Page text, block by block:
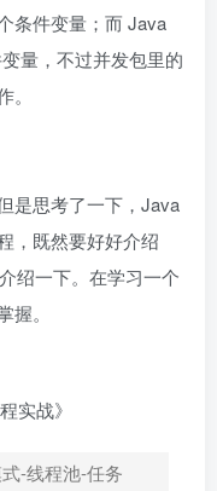
条件变量；而 Java
量，不过并发包里的
是思考了一下，Java
，既然要好好介绍
绍一下。在学习一个
。
实战》
-线程池-任务